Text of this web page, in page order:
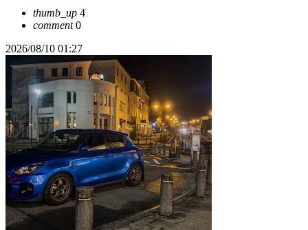
thumb_up 4
comment0
2026/08/10 01:27